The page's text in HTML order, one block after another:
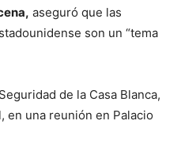
aseguró que las
son un “tema
de la Casa Blanca,
en una reunión en Palacio